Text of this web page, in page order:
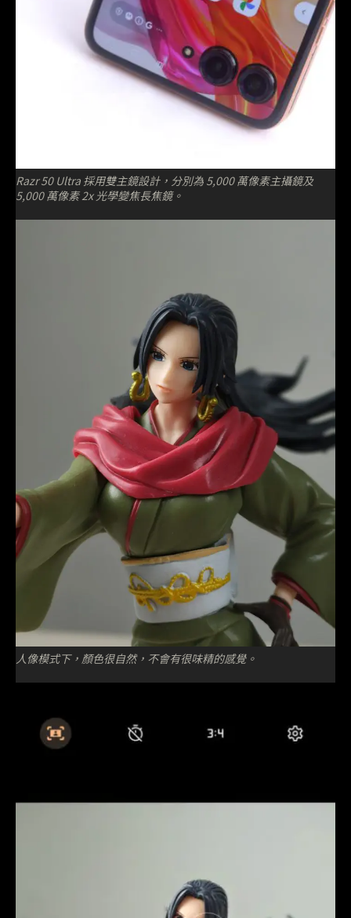
Razr 50 Ultra 採用雙主鏡設計，分別為 5,000 萬像素主攝鏡及
5,000 萬像素 2x 光學變焦長焦鏡。
人像模式下，顏色很自然，不會有很味精的感覺。